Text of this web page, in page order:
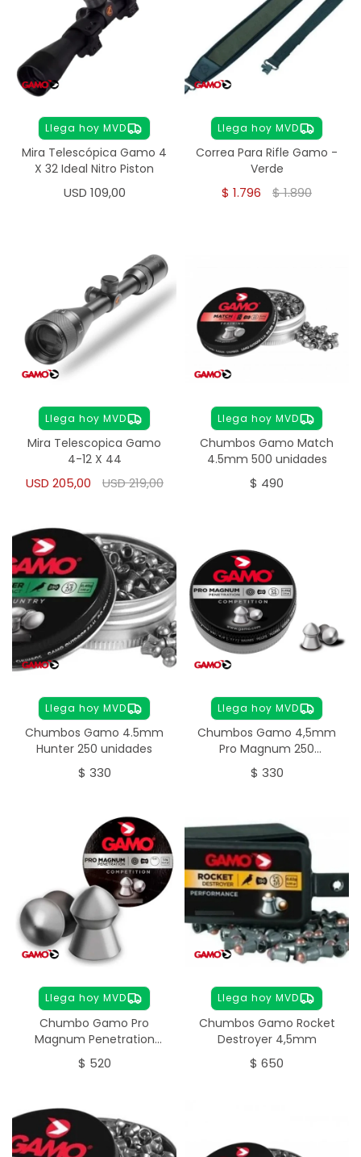
Llega hoy MVD
Mira Telescópica Gamo 4
X 32 Ideal Nitro Piston
USD 109,00
Llega hoy MVD
Correa Para Rifle Gamo -
Verde
$ 1.796 $1.890
Llega hoy MVD
Mira Telescopica Gamo
4-12 X 44
USD 205,00 USD219,00
Llega hoy MVD
Chumbos Gamo Match
4.5mm 500 unidades
$ 490
Llega hoy MVD
Chumbos Gamo 4.5mm
Hunter 250 unidades
$ 330
Llega hoy MVD
Chumbos Gamo 4,5mm
Pro Magnum 250
unidades
$ 330
Llega hoy MVD
Chumbo Gamo Pro
Magnum Penetration
5.5mm 250 unidades
$ 520
Llega hoy MVD
Chumbos Gamo Rocket
Destroyer 4,5mm
$ 650